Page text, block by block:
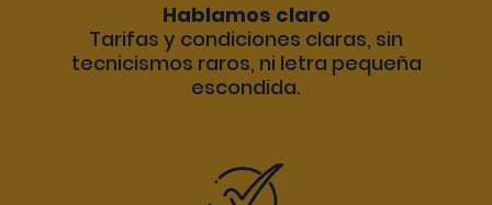
Hablamos claro
Tarifas y condiciones claras, sin
tecnicismos raros, ni letra pequeña
escondida.